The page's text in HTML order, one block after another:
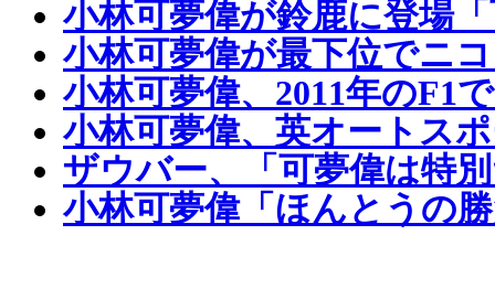
小林可夢偉が鈴鹿に登場
小林可夢偉が最下位でニ
小林可夢偉、2011年のF1
小林可夢偉、英オートス
ザウバー、「可夢偉は特
小林可夢偉「ほんとうの